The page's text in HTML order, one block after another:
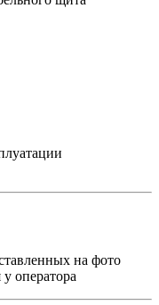
на фото
оператора